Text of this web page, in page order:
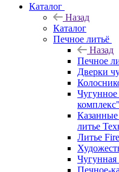
Каталог
Назад
Каталог
Печное литьё
Назад
Печное
Дверки
литье
Литье
Чугунная
Печное-